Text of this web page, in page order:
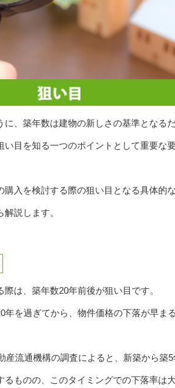
に、築年数は建物の新しさの基準となる
い目を知る一つのポイントとして重要な
購入を検討する際の狙い目となる具体的
説します。
は、築年数20年前後が狙い目です。
年を過ぎてから、物件価格の下落が早ま
産流通機構の調査によると、新築から築5
るものの、このタイミングでの下落率は